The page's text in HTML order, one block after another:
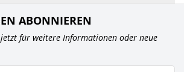
ABONNIEREN
jetzt für weitere Informationen oder neue